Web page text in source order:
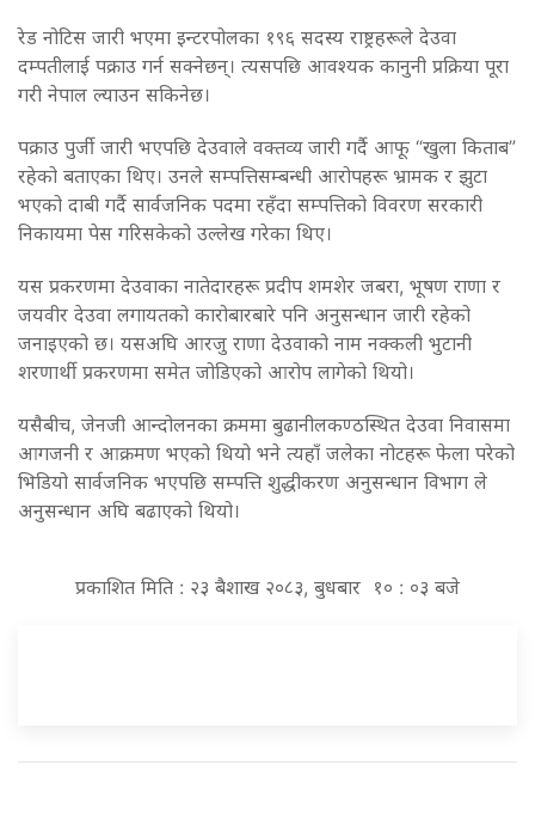
रेड नोटिस जारी भएमा इन्टरपोलका १९६ सदस्य राष्ट्रहरूले देउवा
दम्पतीलाई पक्राउ गर्न सक्नेछन्। त्यसपछि आवश्यक कानुनी प्रक्रिया पूरा
गरी नेपाल ल्याउन सकिनेछ।
पक्राउ पुर्जी जारी भएपछि देउवाले वक्तव्य जारी गर्दै आफू “खुला किताब”
रहेको बताएका थिए। उनले सम्पत्तिसम्बन्धी आरोपहरू भ्रामक र झुटा
भएको दाबी गर्दै सार्वजनिक पदमा रहँदा सम्पत्तिको विवरण सरकारी
निकायमा पेस गरिसकेको उल्लेख गरेका थिए।
यस प्रकरणमा देउवाका नातेदारहरू प्रदीप शमशेर जबरा, भूषण राणा र
जयवीर देउवा लगायतको कारोबारबारे पनि अनुसन्धान जारी रहेको
जनाइएको छ। यसअघि आरजु राणा देउवाको नाम नक्कली भुटानी
शरणार्थी प्रकरणमा समेत जोडिएको आरोप लागेको थियो।
यसैबीच, जेनजी आन्दोलनका क्रममा बुढानीलकण्ठस्थित देउवा निवासमा
आगजनी र आक्रमण भएको थियो भने त्यहाँ जलेका नोटहरू फेला परेको
भिडियो सार्वजनिक भएपछि सम्पत्ति शुद्धीकरण अनुसन्धान विभाग ले
अनुसन्धान अघि बढाएको थियो।
प्रकाशित मिति : २३ बैशाख २०८३, बुधबार १० : ०३ बजे